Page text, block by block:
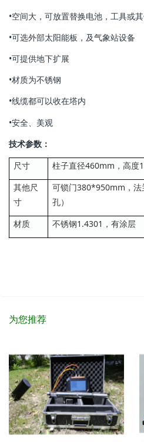
•空间大，可放置替换电池，工具或
•可选外部太阳能板，及气象站设备
•可提供地下扩展
•材质为不锈钢
•线缆都可以收在塔内
•安全、美观
技术参数：
尺寸
柱子直径460mm，高度
其他尺
寸
可锁门380*950mm，
孔）
材质
不锈钢1.4301，有涂层
为您推荐